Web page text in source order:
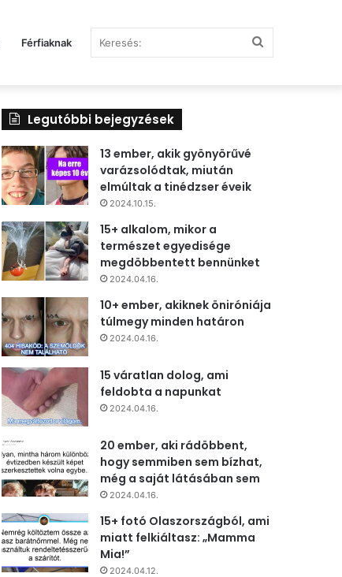
Férfiaknak
Legutóbbi bejegyzések
13 ember, akik gyönyörűvé
varázsolódtak, miután
elmúltak a tinédzser éveik
2024.10.15.
15+ alkalom, mikor a
természet egyedisége
megdöbbentett bennünket
2024.04.16.
10+ ember, akiknek öniróniája
túlmegy minden határon
2024.04.16.
15 váratlan dolog, ami
feldobta a napunkat
2024.04.16.
20 ember, aki rádöbbent,
hogy semmiben sem bízhat,
még a saját látásában sem
2024.04.16.
15+ fotó Olaszországból, ami
miatt felkiáltasz: „Mamma
Mia!”
2024.04.12.